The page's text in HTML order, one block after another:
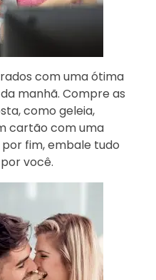
com uma ótima
manhã. Compre as
como geleia,
cartão com uma
fim, embale tudo
você.